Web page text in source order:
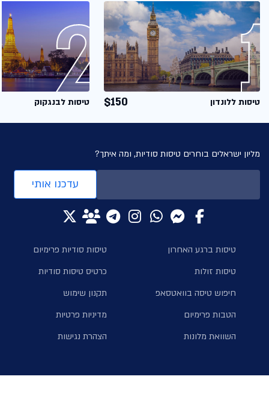
טיסות ללונדון $150 טיסות לבנגקוק
טיסות ברגע האחרון
טיסות זולות
חיפוש טיסה בוואטסאפ
הטבות פרימיום
השוואת מלונות
טיסות סודיות פרימיום
כרטיס טיסות סודיות
תקנון שימוש
מדיניות פרטיות
הצהרת נגישות
מליון ישראלים בוחרים טיסות סודיות, ומה איתך?
עדכנו אותי